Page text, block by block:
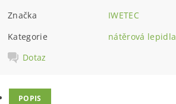
Značka
IWETEC
Kategorie
nátěrová lepidla
Dotaz
POPIS